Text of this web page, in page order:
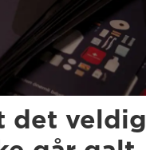
det veldig